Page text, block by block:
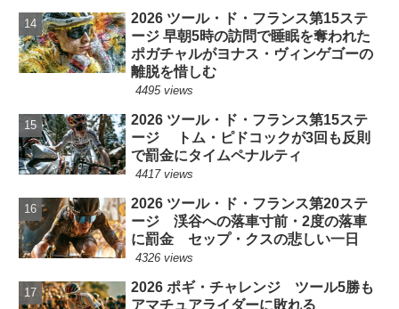
2026 ツール・ド・フランス第15ステ
ージ 早朝5時の訪問で睡眠を奪われた
ポガチャルがヨナス・ヴィンゲゴーの
離脱を惜しむ
4495 views
2026 ツール・ド・フランス第15ステ
ージ トム・ピドコックが3回も反則
で罰金にタイムペナルティ
4417 views
2026 ツール・ド・フランス第20ステ
ージ 渓谷への落車寸前・2度の落車
に罰金 セップ・クスの悲しい一日
4326 views
2026 ポギ・チャレンジ ツール5勝も
アマチュアライダーに敗れる